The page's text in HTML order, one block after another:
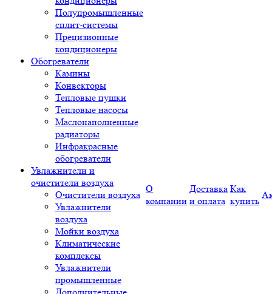
Полупромышленные
сплит-системы
Прецизионные
кондиционеры
Обогреватели
Камины
Конвекторы
Тепловые пушки
Тепловые насосы
Маслонаполненные
радиаторы
Инфракрасные
обогреватели
Увлажнители и
очистители воздуха
Очистители воздуха
Увлажнители
воздуха
Мойки воздуха
Климатические
комплексы
Увлажнители
промышленные
О
компании
Доставка
и оплата
Как
купить